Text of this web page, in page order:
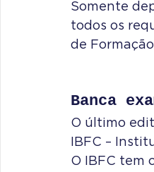
Somente
todos os
de
Banca
O último
IBFC –
O IBFC tem